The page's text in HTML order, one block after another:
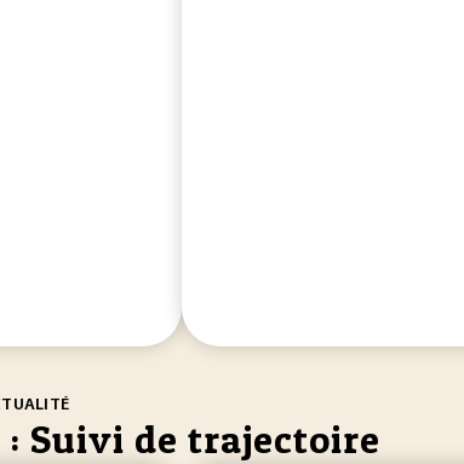
Suivi de trajectoire